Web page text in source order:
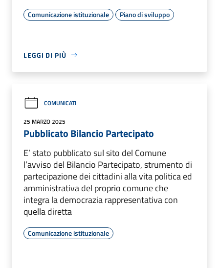
Comunicazione istituzionale Piano di sviluppo
LEGGI DI PIÙ
COMUNICATI
25 MARZO 2025
Pubblicato Bilancio Partecipato
E’ stato pubblicato sul sito del Comune
l’avviso del Bilancio Partecipato, strumento di
partecipazione dei cittadini alla vita politica ed
amministrativa del proprio comune che
integra la democrazia rappresentativa con
quella diretta
Comunicazione istituzionale